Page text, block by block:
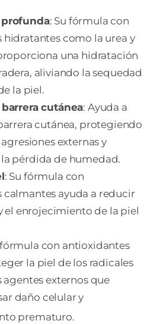
: Su fórmula con
hidratantes como la urea y
una hidratación
aliviando la sequedad
la piel.
cutánea: Ayuda a
cutánea, protegiendo
externas y
pérdida de humedad.
: Su fórmula con
calmantes ayuda a reducir
el enrojecimiento de la piel
fórmula con antioxidantes
la piel de los radicales
agentes externos que
daño celular y
prematuro.